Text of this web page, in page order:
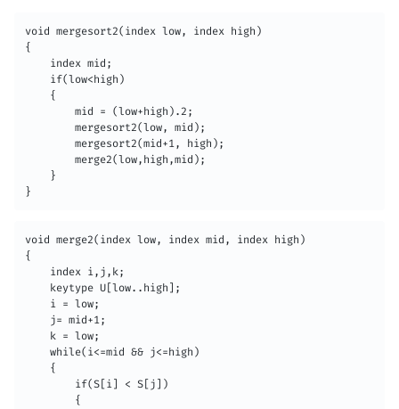
void mergesort2(index low, index high)
{
    if(low<high)
    {
        mergesort2(low, mid);
        mergesort2(mid+1, high);
        merge2(low,high,mid);
    }
}
void merge2(index low, index mid, index high)
{
    keytype U[low..high];
    i = low;
    j= mid+1;
    k = low;
    while(i<=mid && j<=high)
    {
        {